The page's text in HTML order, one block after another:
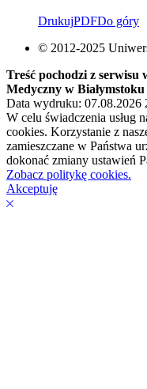
DrukujPDFDo góry
© 2012-2025
Treść pochodzi z
Medyczny w Białymstoku
Data wydruku: 07.08.2026
W celu świadczenia usług
cookies. Korzystanie z
zamieszczane w Państwa
dokonać zmiany ustawień
Zobacz politykę cookies.
Akceptuję